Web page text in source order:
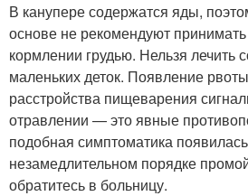
В канупере содержатся яды,
основе не рекомендуют
кормлении грудью. Нельзя лечить
маленьких деток. Появление
расстройства пищеварения
отравлении — это явные
подобная симптоматика
незамедлительном порядке
обратитесь в больницу.